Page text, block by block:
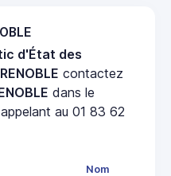
d'État des
contactez
dans le
au 01 83 62
Nom